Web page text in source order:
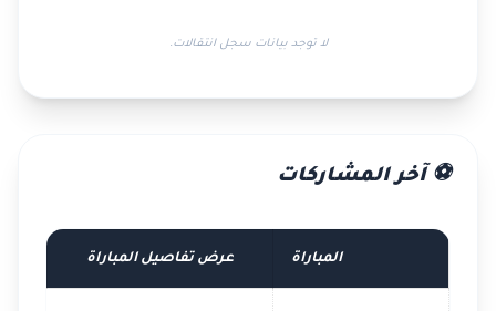
لا توجد بيانات سجل انتقالات.
⚽ آخر المشاركات
المباراة عرض تفاصيل المباراة